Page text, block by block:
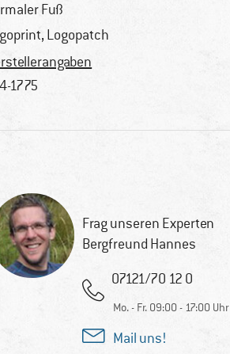
Fuß
Logopatch
1775
Frag unseren Experten
Bergfreund Hannes
07121/70 12 0
Mo. - Fr. 09:00 - 17:00 Uhr
Mail uns!